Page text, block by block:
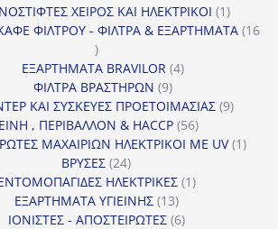
προϊόν
ΧΕΙΡΟΣ ΚΑΙ ΗΛΕΚΤΡΙΚΟΙ 11
προϊόν
ΦΙΛΤΡΟΥ - ΦΙΛΤΡΑ & ΕΞΑΡΤΗΜΑΤΑ 16
16
προϊόντα
ΕΞΑΡΤΗΜΑΤΑ BRAVILOR 44
ΦΙΛΤΡΑ ΒΡΑΣΤΗΡΩΝ 99
προϊόντα
ΚΑΙ ΣΥΣΚΕΥΕΣ ΠΡΟΕΤΟΙΜΑΣΙΑΣ 99
, ΠΕΡΙΒΑΛΛΟΝ & HACCP 5656
προϊόντα
ΜΑΧΑΙΡΙΩΝ ΗΛΕΚΤΡΙΚΟΙ ΜΕ UV 11
ΒΡΥΣΕΣ 2424
προϊόντα
ΗΛΕΚΤΡΙΚΕΣ 11
ΕΞΑΡΤΗΜΑΤΑ ΥΓΙΕΙΝΗΣ 1313
προϊόντα
ΙΟΝΙΣΤΕΣ - ΑΠΟΣΤΕΙΡΩΤΕΣ 66